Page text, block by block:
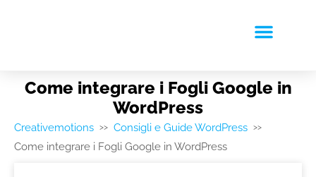
Come integrare i Fogli Google in
WordPress
Creativemotions >> Consigli e Guide WordPress >>
Come integrare i Fogli Google in WordPress